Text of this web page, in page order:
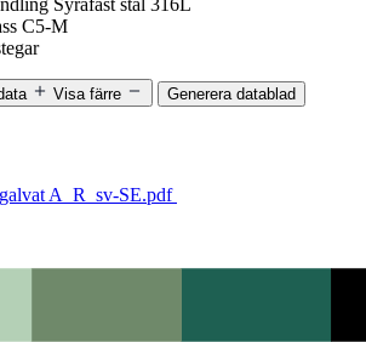
C5-M
Visa färre Generera datablad
A_R_sv-SE.pdf